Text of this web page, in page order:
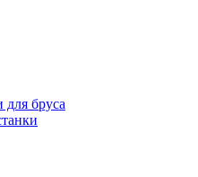
для бруса